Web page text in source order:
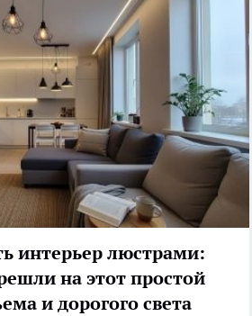
интерьер люстрами:
на этот простой
и дорогого света